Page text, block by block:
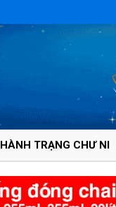
HÀNH TRẠNG CHƯ NI